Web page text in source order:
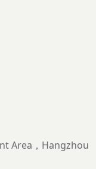
Area，Hangzhou